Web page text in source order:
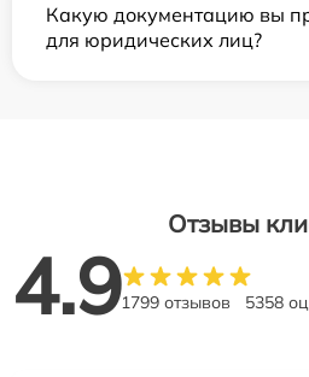
Какую документацию вы
для юридических лиц?
Отзывы
4.91799 отзывов 5358